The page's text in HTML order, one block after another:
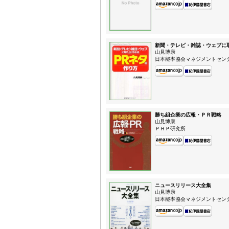
新聞・テレビ・雑誌・ウェブに
山見博康
日本能率協会マネジメントセン
勝ち組企業の広報・ＰＲ戦略
山見博康
ＰＨＰ研究所
ニュースリリース大全集
山見博康
日本能率協会マネジメントセン